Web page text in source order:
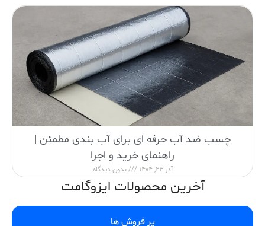
چسب ضد آب حرفه ای برای آب بندی مطمئن |
راهنمای خرید و اجرا
آذر 24, 1404 بدون دیدگاه
آخرین محصولات ایزوگامت
پر فروش ها